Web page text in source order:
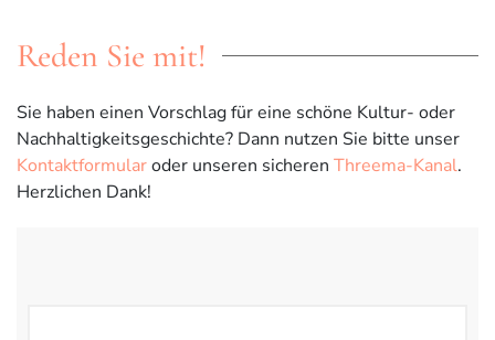
Reden Sie mit!
Sie haben einen Vorschlag für eine schöne Kultur- oder
Nachhaltigkeitsgeschichte? Dann nutzen Sie bitte unser
Kontaktformularoder unseren sicheren Threema-Kanal.
Herzlichen Dank!